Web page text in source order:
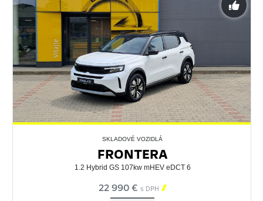
SKLADOVÉ VOZIDLÁ
FRONTERA
1.2 Hybrid GS 107kw mHEV eDCT 6
22 990 € s DPH 